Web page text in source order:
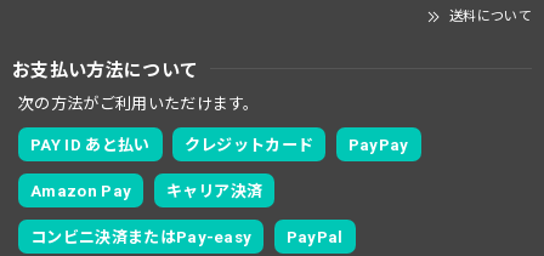
送料について
お支払い方法について
次の方法がご利用いただけます。
PAY ID あと払い クレジットカード PayPay
Amazon Pay キャリア決済
コンビニ決済またはPay-easy PayPal